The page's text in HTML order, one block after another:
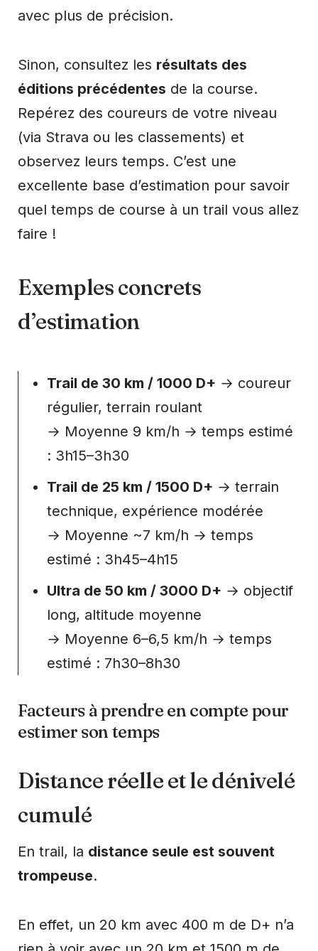
avec plus de précision.
Sinon, consultez les résultats des
éditions précédentes de la course.
Repérez des coureurs de votre niveau
(via Strava ou les classements) et
observez leurs temps. C’est une
excellente base d’estimation pour savoir
quel temps de course à un trail vous allez
faire !
Exemples concrets
d’estimation
Trail de 30 km / 1000 D+ → coureur
régulier, terrain roulant
→ Moyenne 9 km/h → temps estimé
: 3h15–3h30
Trail de 25 km / 1500 D+ → terrain
technique, expérience modérée
→ Moyenne ~7 km/h → temps
estimé : 3h45–4h15
Ultra de 50 km / 3000 D+ → objectif
long, altitude moyenne
→ Moyenne 6–6,5 km/h → temps
estimé : 7h30–8h30
Facteurs à prendre en compte pour
estimer son temps
Distance réelle et le dénivelé
cumulé
En trail, la distance seule est souvent
trompeuse.
En effet, un 20 km avec 400 m de D+ n’a